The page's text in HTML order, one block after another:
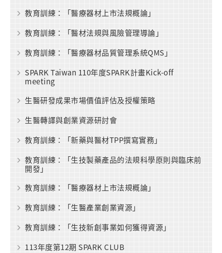
教育訓練：「醫療器材上市法規概論」
教育訓練：「醫材法規與風險管理導論」
教育訓練：「醫療器材品質管理系統QMS」
SPARK Taiwan 110年度SPARK計畫Kick-off
meeting
生醫研發成果市場價值評估及授權策略
生醫轉譯與創業資源研討會
教育訓練：「新藥與醫材TPP撰寫實務」
教育訓練：「生技製藥產品的法規科學原則與臨床前
開發」
教育訓練：「醫療器材上市法規概論」
教育訓練：「生醫產業創業資源」
教育訓練：「生技新創事業如何獲得資源」
113年度第12期 SPARK CLUB